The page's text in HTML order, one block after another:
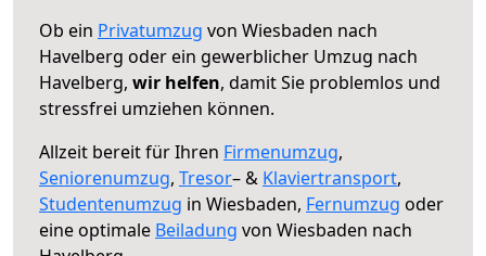
Ob ein Privatumzug von Wiesbaden nach
Havelberg oder ein gewerblicher Umzug nach
Havelberg, wir helfen, damit Sie problemlos und
stressfrei umziehen können.
Allzeit bereit für Ihren Firmenumzug,
Seniorenumzug, Tresor– & Klaviertransport,
Studentenumzug in Wiesbaden, Fernumzug oder
eine optimale Beiladung von Wiesbaden nach